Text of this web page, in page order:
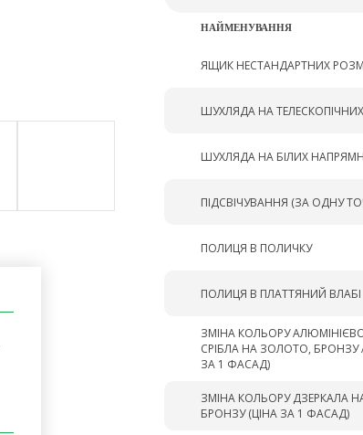
НАЙМЕНУВАННЯ
ЯЩИК НЕСТАНДАРТНИХ
ШУХЛЯДА НА
ШУХЛЯДА НА БІЛИХ
ПІДСВІЧУВАННЯ (ЗА ОДНУ
ПОЛИЦЯ В ПОЛИЧКУ
ПОЛИЦЯ В ПЛАТТЯНИЙ ВЛАБІ
ЗМІНА КОЛЬОРУ
СРІБЛА НА ЗОЛОТО, БРОНЗУ
ЗА 1 ФАСАД)
ЗМІНА КОЛЬОРУ ДЗЕРКАЛА
БРОНЗУ (ЦІНА ЗА 1 ФАСАД)